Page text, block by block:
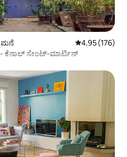
ಮನೆ 5 ರಲ್ಲಿ 4.95
4.95 (176)
- ಕೆನಾಲ್ ಸೇಂಟ್-ಮಾರ್ಟಿನ್